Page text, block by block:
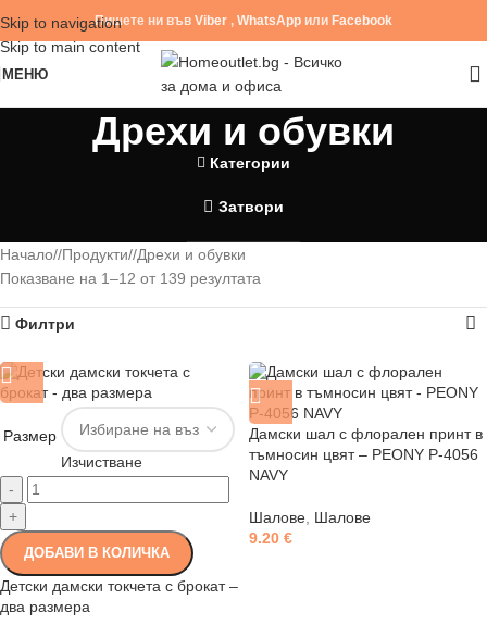
Skip to navigation
Skip to main content
Пишете ни във Viber , WhatsApp или Facebook
МЕНЮ
Дрехи и обувки
Категории
Затвори
Начало/ Продукти/ Дрехи и обувки
Показване на 1–12 от 139 резултата
Филтри
Размер
Изчистване
-
+
ДОБАВИ В КОЛИЧКА
Детски дамски токчета с брокат –
два размера
Дамски шал с флорален принт в
тъмносин цвят – PEONY P-4056
NAVY
Шалове Шалове
9.20 €